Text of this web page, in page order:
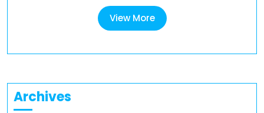
View MoreView
More
Archives